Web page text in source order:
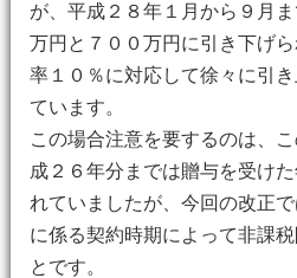
が、平成２８年１月から９月
万円と７００万円に引き下げ
率１０％に対応して徐々に引
ています。
この場合注意を要するのは、
成２６年分までは贈与を受け
れていましたが、今回の改正
に係る契約時期によって非課
とです。